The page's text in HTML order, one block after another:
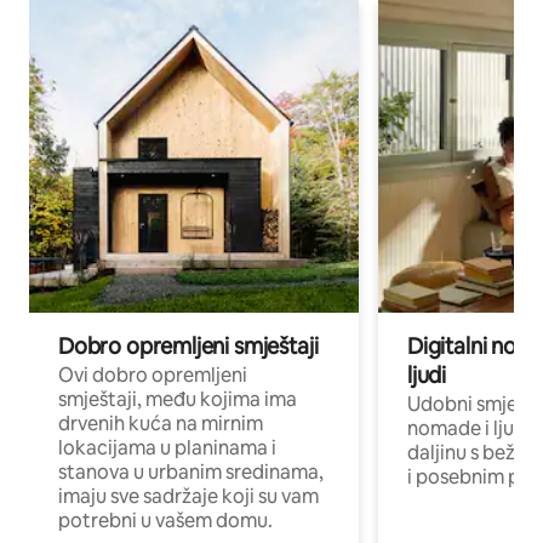
Dobro opremljeni smještaji
Ovi dobro opremljeni
smještaji, među kojima ima
drvenih kuća na mirnim
lokacijama u planinama i
stanova u urbanim sredinama,
imaju sve sadržaje koji su vam
potrebni u vašem domu.
Digitalni
ljudi
Udobni
nomade i ljude
daljinu s
i posebnim